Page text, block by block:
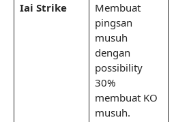
Iai Strike
Membuat
pingsan
musuh
dengan
possibility
30%
membuat KO
musuh.